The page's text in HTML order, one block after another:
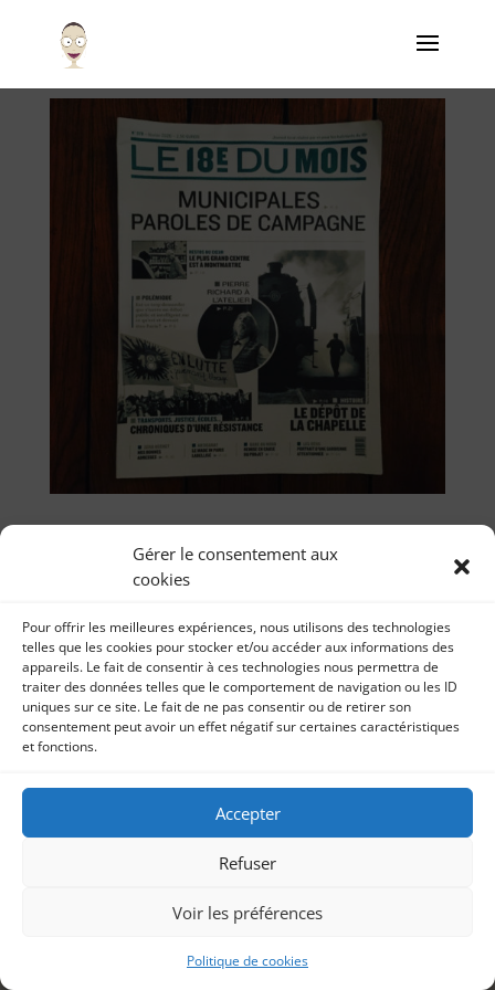
Gérer le consentement aux
cookies
Pour offrir les meilleures expériences, nous utilisons des technologies
telles que les cookies pour stocker et/ou accéder aux informations des
appareils. Le fait de consentir à ces technologies nous permettra de
traiter des données telles que le comportement de navigation ou les ID
uniques sur ce site. Le fait de ne pas consentir ou de retirer son
consentement peut avoir un effet négatif sur certaines caractéristiques
et fonctions.
Accepter
Refuser
Voir les préférences
Politique de cookies
talent – 18ème du mois – Fév 2020
Sonia Imbert|
Coup de coeur Sonia Imbert 9 février 2020 Pour la
produits façonnés dans la capitale, en...